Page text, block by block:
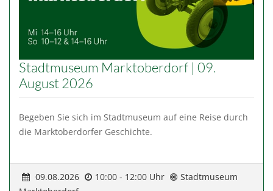
Stadtmuseum Marktoberdorf | 09.
August 2026
Begeben Sie sich im Stadtmuseum auf eine Reise durch
die Marktoberdorfer Geschichte.
09.08.2026 10:00 - 12:00 Uhr
Stadtmuseum